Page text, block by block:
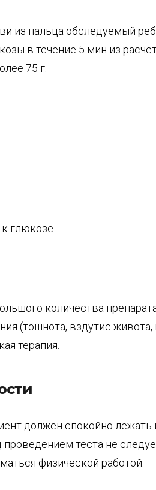
из пальца обследуемый
в течение 5 мин из
75 г.
глюкозе.
количества
(тошнота, вздутие живота,
терапия.
должен спокойно лежать
теста не
физической работой.